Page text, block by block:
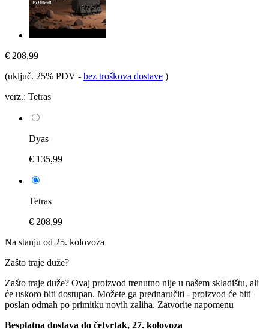
€ 208,99
(uključ. 25% PDV - bez troškova dostave )
verz.: Tetras
Dyas
€ 135,99
Tetras
€ 208,99
Na stanju od 25. kolovoza
Zašto traje duže?
Zašto traje duže? Ovaj proizvod trenutno nije u našem skladištu, ali
će uskoro biti dostupan. Možete ga prednaručiti - proizvod će biti
poslan odmah po primitku novih zaliha. Zatvorite napomenu
Besplatna dostava do četvrtak, 27. kolovoza